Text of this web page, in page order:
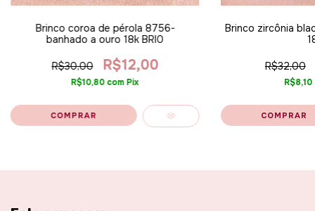
Brinco coroa de pérola 8756-
banhado a ouro 18k BRI0
R$30,00 R$12,00
R$10,80comPix
Brinco zircônia
R$32,00
R$8,10